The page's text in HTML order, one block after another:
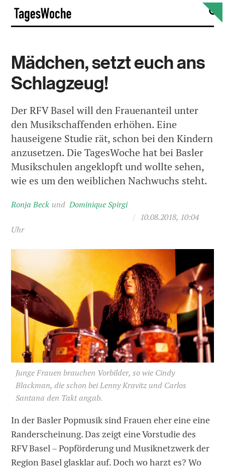
Skip
content
Mädchen, setzt euch ans
Schlagzeug!
Der RFV Basel will den Frauenanteil unter
den Musikschaffenden erhöhen. Eine
hauseigene Studie rät, schon bei den Kindern
anzusetzen. Die TagesWoche hat bei Basler
Musikschulen angeklopft und wollte sehen,
wie es um den weiblichen Nachwuchs steht.
Ronja Beck
Dominique Spirgi
/ 10.08.2018, 10:04
Uhr
Junge Frauen brauchen Vorbilder, so wie Cindy
Blackman, die schon bei Lenny Kravitz und Carlos
Santana den Takt angab.
In der Basler Popmusik sind Frauen eher eine eine
Randerscheinung. Das zeigt eine Vorstudie des
RFV Basel – Popförderung und Musiknetzwerk der
Region Basel glasklar auf. Doch wo harzt es? Wo